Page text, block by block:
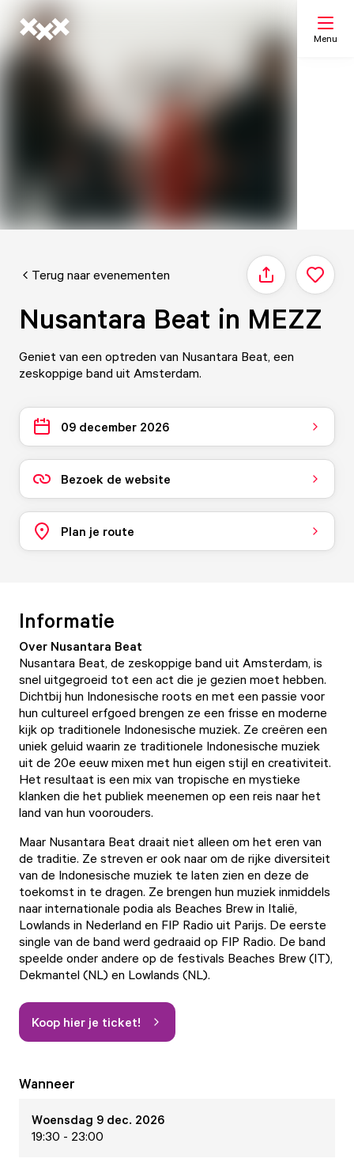
Menu
Terug naar evenementen Delen
Nusantara Beat in MEZZ
Geniet van een optreden van Nusantara Beat, een
zeskoppige band uit Amsterdam.
09 december 2026
Bezoek de website
Plan je route
Informatie
Over Nusantara Beat
Nusantara Beat, de zeskoppige band uit Amsterdam, is
snel uitgegroeid tot een act die je gezien moet hebben.
Dichtbij hun Indonesische roots en met een passie voor
hun cultureel erfgoed brengen ze een frisse en moderne
kijk op traditionele Indonesische muziek. Ze creëren een
uniek geluid waarin ze traditionele Indonesische muziek
uit de 20e eeuw mixen met hun eigen stijl en creativiteit.
Het resultaat is een mix van tropische en mystieke
klanken die het publiek meenemen op een reis naar het
land van hun voorouders.
Maar Nusantara Beat draait niet alleen om het eren van
de traditie. Ze streven er ook naar om de rijke diversiteit
van de Indonesische muziek te laten zien en deze de
toekomst in te dragen. Ze brengen hun muziek inmiddels
naar internationale podia als Beaches Brew in Italië,
Lowlands in Nederland en FIP Radio uit Parijs. De eerste
single van de band werd gedraaid op FIP Radio. De band
speelde onder andere op de festivals Beaches Brew (IT),
Dekmantel (NL) en Lowlands (NL).
Koop hier je ticket!
Wanneer
Woensdag 9 dec. 2026
19:30 - 23:00